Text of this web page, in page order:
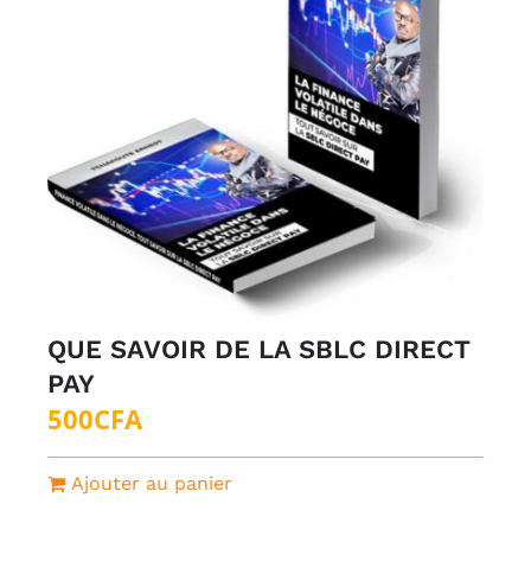
QUE SAVOIR DE LA SBLC DIRECT
PAY
500CFA
Ajouter au panier